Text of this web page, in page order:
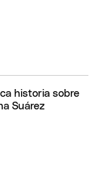
historia sobre
Suárez